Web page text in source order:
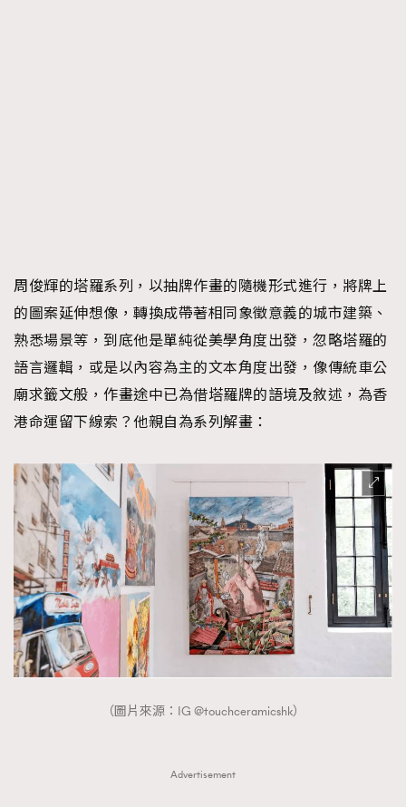
EmpowerF
FashionWeek FigaroAesthetic
周俊輝的塔羅系列，以抽牌作畫的隨機形式進行，將牌上
的圖案延伸想像，轉換成帶著相同象徵意義的城市建築、
熟悉場景等，到底他是單純從美學角度出發，忽略塔羅的
語言邏輯，或是以內容為主的文本角度出發，像傳統車公
廟求籤文般，作畫途中已為借塔羅牌的語境及敘述，為香
港命運留下線索？他親自為系列解畫：
（圖片來源：IG @touchceramicshk）
Advertisement